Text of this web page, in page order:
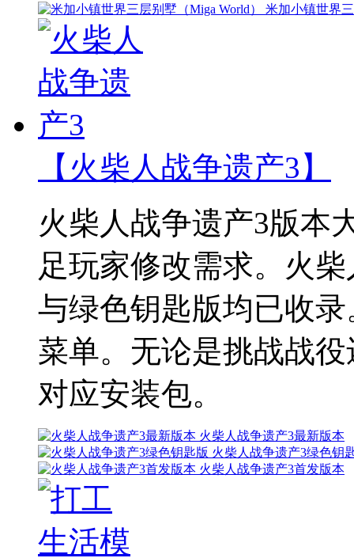
米加小镇世界
【火柴人战争遗产3】
火柴人战争遗产3版本
足玩家修改需求。火
与绿色钥匙版均已收
菜单。无论是挑战战
对应安装包。
火柴人战争遗产3最新版本
火柴人战争遗产3绿色钥
火柴人战争遗产3首发版本